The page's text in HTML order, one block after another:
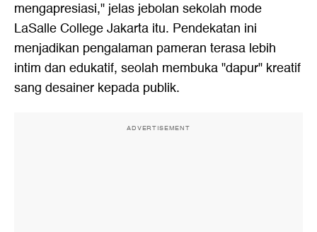
mengapresiasi," jelas jebolan sekolah mode
LaSalle College Jakarta itu. Pendekatan ini
menjadikan pengalaman pameran terasa lebih
intim dan edukatif, seolah membuka "dapur" kreatif
sang desainer kepada publik.
ADVERTISEMENT